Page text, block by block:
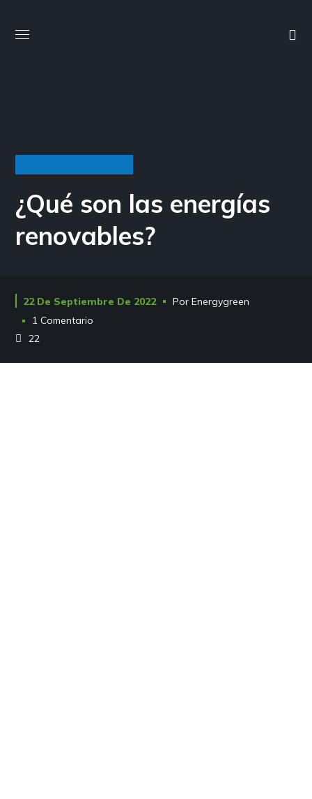
¿Qué son las energías
renovables?
22 De Septiembre De 2022 PorEnergygreen
1 Comentario
22